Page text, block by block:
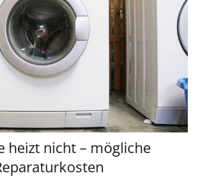
heizt nicht – mögliche